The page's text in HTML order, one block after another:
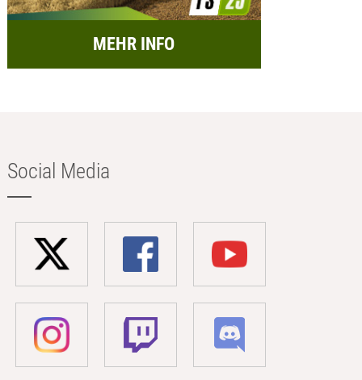
MEHR INFO
Social Media